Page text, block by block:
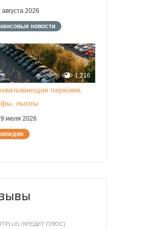
августа 2026
новости
парковки.
льготы
июля 2026
1,216
(КРЕДИТ ПЛЮС)